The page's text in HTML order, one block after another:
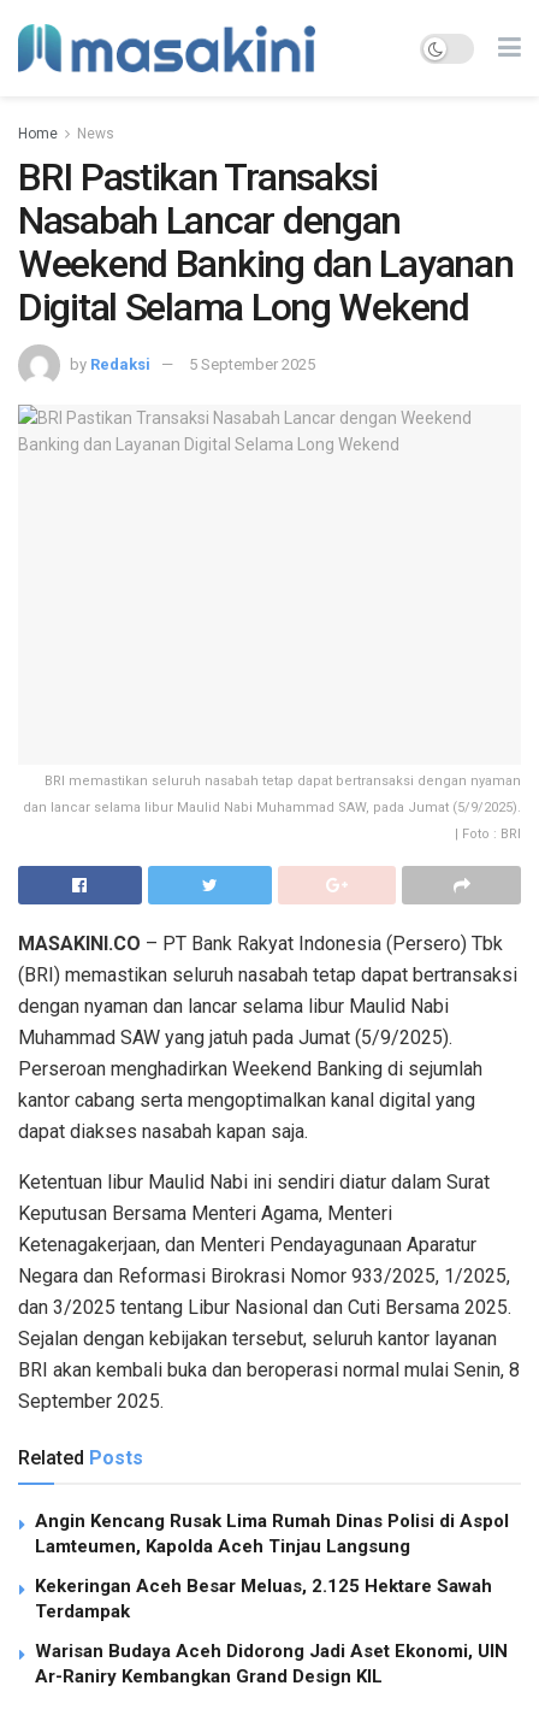
Home News
BRI Pastikan Transaksi
Nasabah Lancar dengan
Weekend Banking dan Layanan
Digital Selama Long Wekend
by Redaksi 5 September 2025
BRI memastikan seluruh nasabah tetap dapat bertransaksi dengan nyaman
dan lancar selama libur Maulid Nabi Muhammad SAW, pada Jumat (5/9/2025).
| Foto : BRI
MASAKINI.CO – PT Bank Rakyat Indonesia (Persero) Tbk
(BRI) memastikan seluruh nasabah tetap dapat bertransaksi
dengan nyaman dan lancar selama libur Maulid Nabi
Muhammad SAW yang jatuh pada Jumat (5/9/2025).
Perseroan menghadirkan Weekend Banking di sejumlah
kantor cabang serta mengoptimalkan kanal digital yang
dapat diakses nasabah kapan saja.
Ketentuan libur Maulid Nabi ini sendiri diatur dalam Surat
Keputusan Bersama Menteri Agama, Menteri
Ketenagakerjaan, dan Menteri Pendayagunaan Aparatur
Negara dan Reformasi Birokrasi Nomor 933/2025, 1/2025,
dan 3/2025 tentang Libur Nasional dan Cuti Bersama 2025.
Sejalan dengan kebijakan tersebut, seluruh kantor layanan
BRI akan kembali buka dan beroperasi normal mulai Senin, 8
September 2025.
Related Posts
Angin Kencang Rusak Lima Rumah Dinas Polisi di Aspol
Lamteumen, Kapolda Aceh Tinjau Langsung
Kekeringan Aceh Besar Meluas, 2.125 Hektare Sawah
Terdampak
Warisan Budaya Aceh Didorong Jadi Aset Ekonomi, UIN
Ar-Raniry Kembangkan Grand Design KIL